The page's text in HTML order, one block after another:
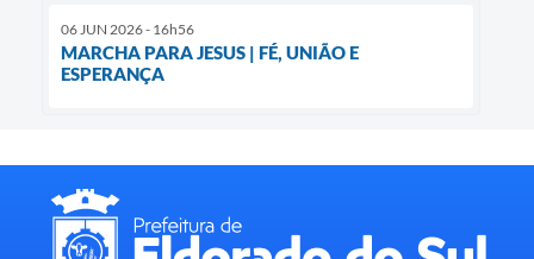
06 JUN 2026 - 16h56
MARCHA PARA JESUS | FÉ, UNIÃO E
ESPERANÇA